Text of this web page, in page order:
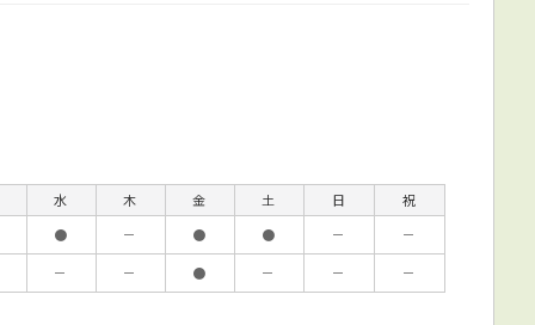
水 木 金 土 日
祝
● － ● ● －
－
－ － ● － － －